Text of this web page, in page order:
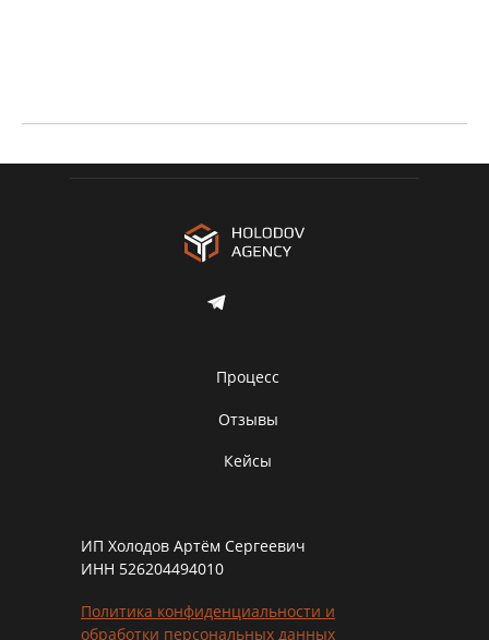
Кейсы
Отзывы
Процесс
ИП Холодов Артём Сергеевич
ИНН 526204494010
Политика конфиденциальности и
обработки персональных данных